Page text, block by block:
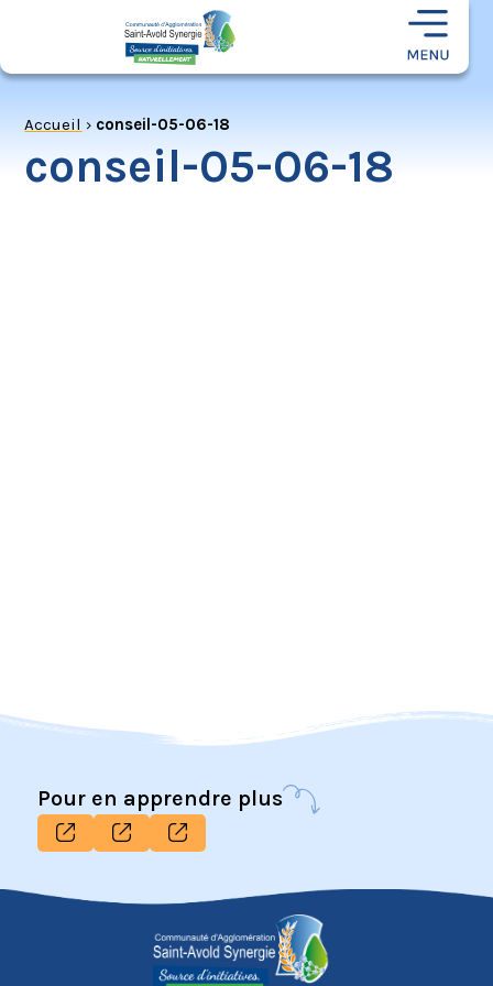
Accueil › conseil-05-06-18
conseil-05-06-18
Pour en apprendre plus